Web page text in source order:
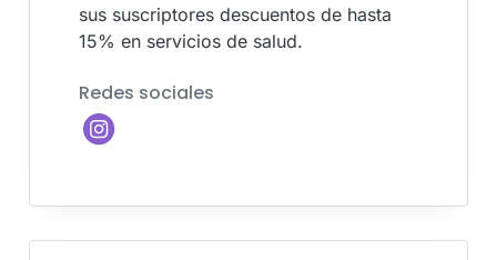
sus suscriptores descuentos de hasta
15% en servicios de salud.
Redes sociales